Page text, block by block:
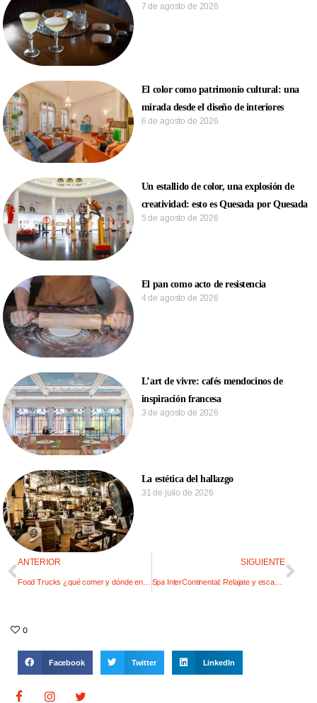
7 de agosto de 2026
El color como patrimonio cultural: una
mirada desde el diseño de interiores
6 de agosto de 2026
Un estallido de color, una explosión de
creatividad: esto es Quesada por Quesada
5 de agosto de 2026
El pan como acto de resistencia
4 de agosto de 2026
L’art de vivre: cafés mendocinos de
inspiración francesa
3 de agosto de 2026
La estética del hallazgo
31 de julio de 2026
ANTERIOR
Food Trucks ¿qué comer y dónde encontrarlos?
SIGUIENTE
Spa InterContinental: Relajate y escapá de la rutina
0
Facebook Twitter LinkedIn